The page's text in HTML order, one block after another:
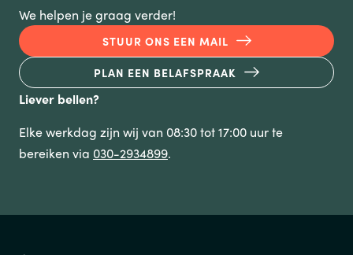
We helpen je graag verder!
STUUR ONS EEN MAIL
PLAN EEN BELAFSPRAAK
Liever bellen?
Elke werkdag zijn wij van 08:30 tot 17:00 uur te
bereiken via 030-2934899.